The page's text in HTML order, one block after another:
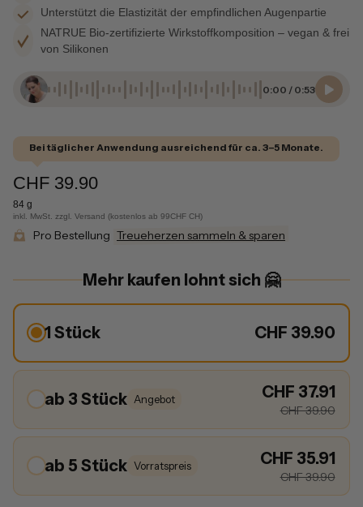
Unterstützt die Elastizität der empfindlichen Augenpartie
NATRUE Bio-zertifizierte Wirkstoffkomposition – vegan & frei
von Silikonen
0:00 / 0:53
Bei täglicher Anwendung ausreichend für ca. 3–5 Monate.
CHF 39.90
84 g
inkl. MwSt. zzgl. Versand (kostenlos ab 99CHF CH)
Pro Bestellung Treueherzen sammeln & sparen
Mehr kaufen lohnt sich 🤗
1 Stück CHF 39.90
ab 3 Stück Angebot CHF 37.91
CHF 39.90
ab 5 Stück Vorratspreis CHF 35.91
CHF 39.90